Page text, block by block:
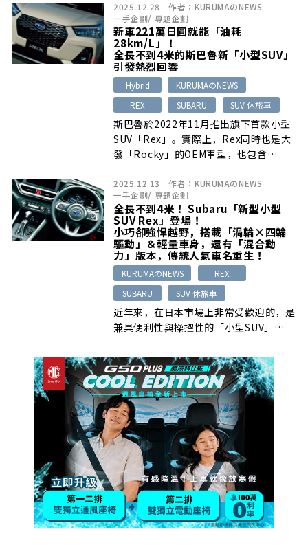
2025.12.28 作者： KURUMAのNEWS
一手企劃/ 專題企劃
新車221萬日圓就能「油耗
28km/L」！
全長不到4米的斯巴魯新「小型SUV」
引發熱烈回響
Hybrid
KURUMAのNEWS
REX
SUBARU SUV 休旅車
斯巴魯於2022年11月推出旗下首款小型
SUV「Rex」。實際上，Rex同時也是大
發「Rocky」的OEM車型，也包含…
2025.12.13 作者： KURUMAのNEWS
一手企劃/ 專題企劃
全長不到4米！ Subaru「新型小型
SUV Rex」登場！
小巧卻強悍越野，搭載「渦輪×四輪
驅動」＆輕量車身，還有「混合動
力」版本，傳統人氣車名重生！
KURUMAのNEWS
REX
SUBARU
SUV 休旅車
近年來，在日本市場上非常受歡迎的，是
兼具便利性與操控性的「小型SUV」…